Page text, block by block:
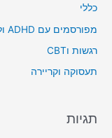
כללי
מפורסמים עם ADHD ולקויות למידה
רגשות וCBT
תעסוקה וקריירה
תגיות